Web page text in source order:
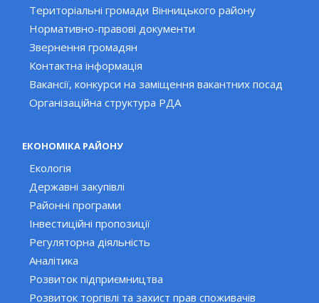
Територіальні громади Вінницького району
Нормативно-правові документи
Звернення громадян
Контактна інформація
Вакансії, конкурси на заміщення вакантних посад
Організаційна структура РДА
ЕКОНОМІКА РАЙОНУ
Екологія
Державні закупівлі
Районні програми
Інвестиційні пропозиції
Регуляторна діяльність
Аналітика
Розвиток підприємництва
Розвиток торгівлі та захист прав споживачів